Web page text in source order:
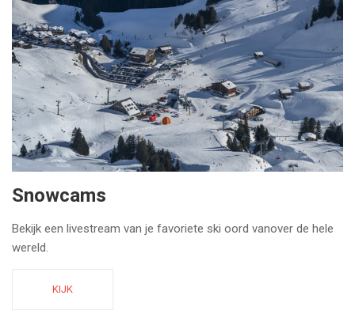
Snowcams
Bekijk een livestream van je favoriete ski oord vanover de hele
wereld.
KIJK